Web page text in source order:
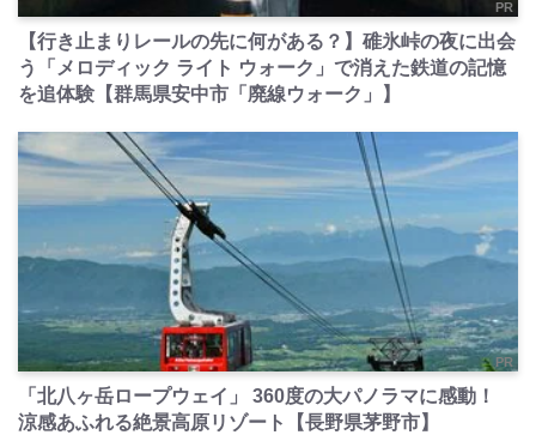
PR
【行き止まりレールの先に何がある？】碓氷峠の夜に出会
う「メロディック ライト ウォーク」で消えた鉄道の記憶
を追体験【群馬県安中市「廃線ウォーク」】
PR
「北八ヶ岳ロープウェイ」 360度の大パノラマに感動！
涼感あふれる絶景高原リゾート【長野県茅野市】